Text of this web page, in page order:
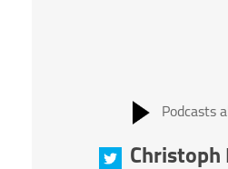
Podcasts
Christoph